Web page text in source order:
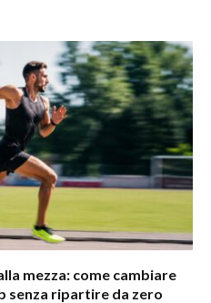
mezza: come cambiare
senza ripartire da zero